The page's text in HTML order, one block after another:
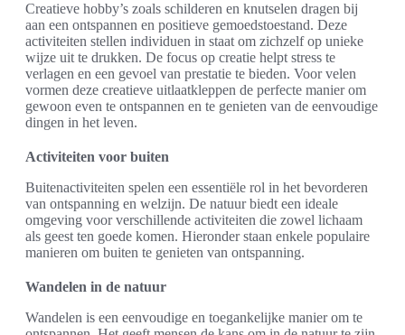
Creatieve hobby’s zoals schilderen en knutselen dragen bij
aan een ontspannen en positieve gemoedstoestand. Deze
activiteiten stellen individuen in staat om zichzelf op unieke
wijze uit te drukken. De focus op creatie helpt stress te
verlagen en een gevoel van prestatie te bieden. Voor velen
vormen deze creatieve uitlaatkleppen de perfecte manier om
gewoon even te ontspannen en te genieten van de eenvoudige
dingen in het leven.
Activiteiten voor buiten
Buitenactiviteiten spelen een essentiële rol in het bevorderen
van ontspanning en welzijn. De natuur biedt een ideale
omgeving voor verschillende activiteiten die zowel lichaam
als geest ten goede komen. Hieronder staan enkele populaire
manieren om buiten te genieten van ontspanning.
Wandelen in de natuur
Wandelen is een eenvoudige en toegankelijke manier om te